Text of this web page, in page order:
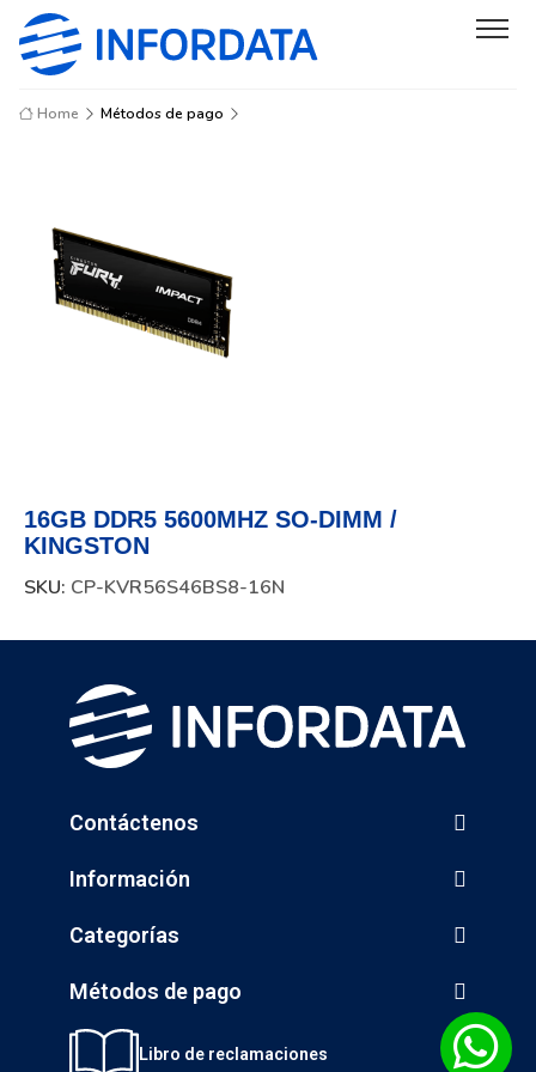
Home Métodos de pago
16GB DDR5 5600MHZ SO-DIMM /
KINGSTON
SKU: CP-KVR56S46BS8-16N
Contáctenos
Información
Categorías
Métodos de pago
Libro de reclamaciones